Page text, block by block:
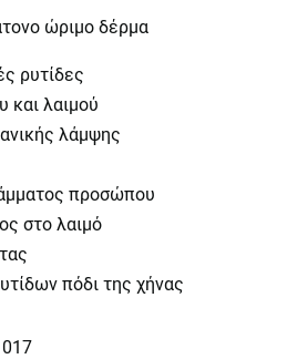
ώριμο δέρμα
ρυτίδες
και λαιμού
λάμψης
προσώπου
στο λαιμό
πόδι της χήνας